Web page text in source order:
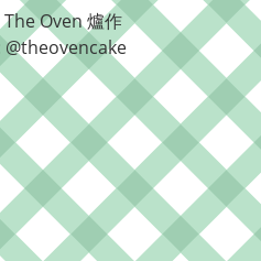
Oven 爐作